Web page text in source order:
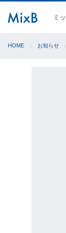
ミ
HOME お知らせ